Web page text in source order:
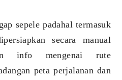
sepele padahal termasuk
secara manual
info mengenai rute
peta perjalanan dan